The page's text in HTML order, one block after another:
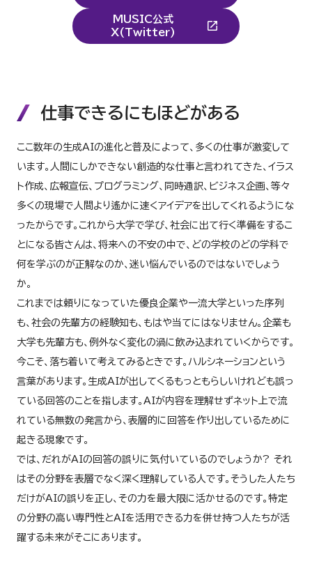
MUSIC公式
X(Twitter)
仕事できるにもほどがある
ここ数年の生成AIの進化と普及によって、多くの仕事が激変して
います。人間にしかできない創造的な仕事と言われてきた、イラス
ト作成、広報宣伝、プログラミング、同時通訳、ビジネス企画、等々
多くの現場で人間より遙かに速くアイデアを出してくれるようにな
ったからです。これから大学で学び、社会に出て行く準備をするこ
とになる皆さんは、将来への不安の中で、どの学校のどの学科で
何を学ぶのが正解なのか、迷い悩んでいるのではないでしょう
か。
これまでは頼りになっていた優良企業や一流大学といった序列
も、社会の先輩方の経験知も、もはや当てにはなりません。企業も
大学も先輩方も、例外なく変化の渦に飲み込まれていくからです。
今こそ、落ち着いて考えてみるときです。ハルシネーションという
言葉があります。生成AIが出してくるもっともらしいけれども誤っ
ている回答のことを指します。AIが内容を理解せずネット上で流
れている無数の発言から、表層的に回答を作り出しているために
起きる現象です。
では、だれがAIの回答の誤りに気付いているのでしょうか? それ
はその分野を表層でなく深く理解している人です。そうした人たち
だけがAIの誤りを正し、その力を最大限に活かせるのです。特定
の分野の高い専門性とAIを活用できる力を併せ持つ人たちが活
躍する未来がそこにあります。
公的研究費の適正使用
学校法人会計について
自己点検・評価
教学IR活動
授業評価